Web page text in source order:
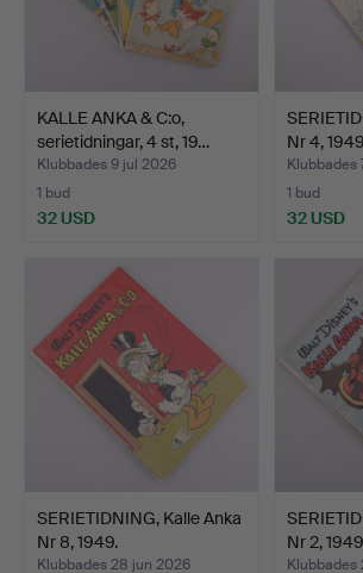
KALLE ANKA & C:o,
serietidningar, 4 st, 19…
Klubbades 9 jul 2026
1 bud
32 USD
Nr 4,
Klubbades
1 bud
32 USD
SERIETIDNING, Kalle Anka
Nr 8, 1949.
Klubbades 28 jun 2026
Nr 2,
Klubbades